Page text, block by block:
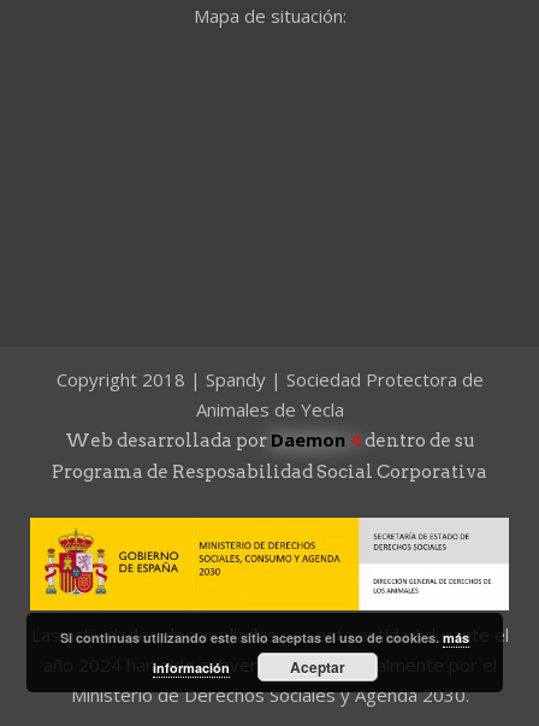
Mapa de situación:
Copyright 2018 | Spandy | Sociedad Protectora de
Animales de Yecla
Web desarrollada por Daemon 4dentro de su
Programa de Resposabilidad Social Corporativa
Las actividades desarrolladas por esta entidad durante el
año 2024 han sido subvencionadas parcialmente por el
Ministerio de Derechos Sociales y Agenda 2030.
Si continuas utilizando este sitio aceptas el uso de cookies.más
información
Aceptar